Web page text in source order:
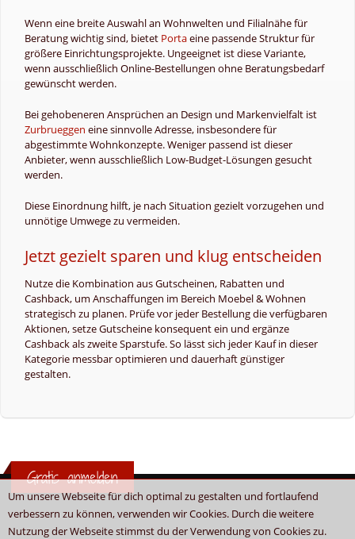
Um unsere Webseite für dich optimal zu gestalten und fortlaufend
verbessern zu können, verwenden wir Cookies. Durch die weitere
Nutzung der Webseite stimmst du der Verwendung von Cookies zu.
Wenn eine breite Auswahl an Wohnwelten und Filialnähe für
Beratung wichtig sind, bietet Portaeine passende Struktur für
größere Einrichtungsprojekte. Ungeeignet ist diese Variante,
wenn ausschließlich Online-Bestellungen ohne Beratungsbedarf
gewünscht werden.
Bei gehobeneren Ansprüchen an Design und Markenvielfalt ist
Zurbrueggen eine sinnvolle Adresse, insbesondere für
abgestimmte Wohnkonzepte. Weniger passend ist dieser
Anbieter, wenn ausschließlich Low-Budget-Lösungen gesucht
werden.
Diese Einordnung hilft, je nach Situation gezielt vorzugehen und
unnötige Umwege zu vermeiden.
Jetzt gezielt sparen und klug entscheiden
Nutze die Kombination aus Gutscheinen, Rabatten und
Cashback, um Anschaffungen im Bereich Moebel & Wohnen
strategisch zu planen. Prüfe vor jeder Bestellung die verfügbaren
Aktionen, setze Gutscheine konsequent ein und ergänze
Cashback als zweite Sparstufe. So lässt sich jeder Kauf in dieser
Kategorie messbar optimieren und dauerhaft günstiger
gestalten.
Gratis anmelden